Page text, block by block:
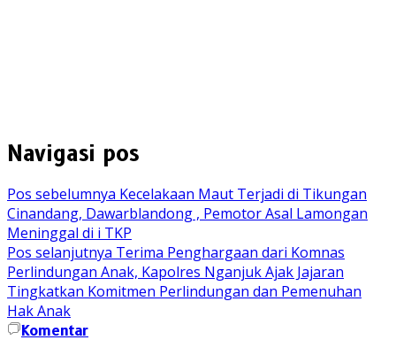
Navigasi pos
Pos sebelumnya Kecelakaan Maut Terjadi di Tikungan
Cinandang, Dawarblandong , Pemotor Asal Lamongan
Meninggal di i TKP
Pos selanjutnya Terima Penghargaan dari Komnas
Perlindungan Anak, Kapolres Nganjuk Ajak Jajaran
Tingkatkan Komitmen Perlindungan dan Pemenuhan
Hak Anak
Komentar